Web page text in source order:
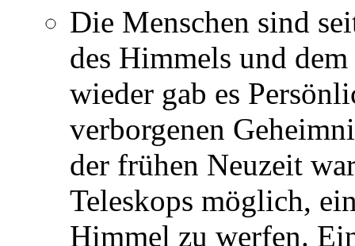
Die Menschen sind
des Himmels und
wieder gab es
verborgenen
der frühen Neuzeit
Teleskops möglich,
Himmel zu werfen.